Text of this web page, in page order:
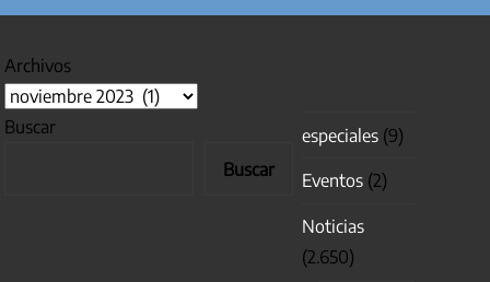
Archivos
Buscar
Buscar
especiales (9)
Eventos (2)
Noticias
(2.650)